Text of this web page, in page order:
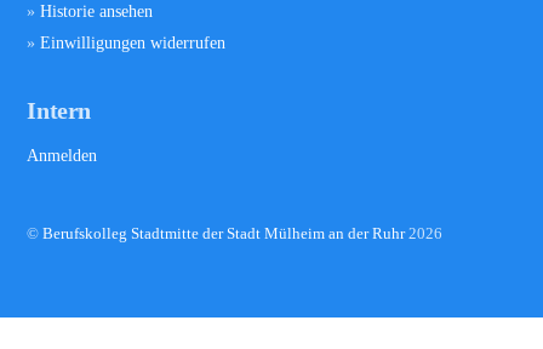
»Historie ansehen
»Einwilligungen widerrufen
Intern
Anmelden
©Berufskolleg Stadtmitte der Stadt Mülheim an der Ruhr2026